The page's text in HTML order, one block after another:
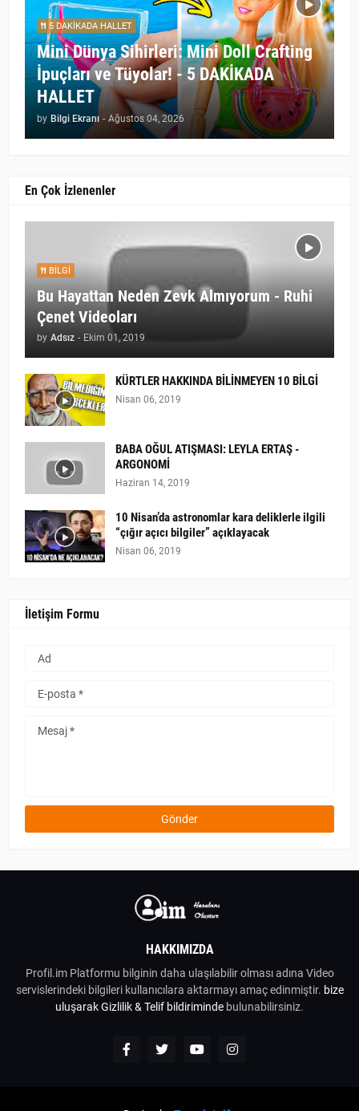
5 DAKİKADA HALLET
Mini Dünya Sihirleri: Mini Doll Crafting
İpuçları ve Tüyolar! - 5 DAKİKADA
HALLET
by Bilgi Ekranı - Ağustos 04, 2026
En Çok İzlenenler
BILGI
Bu Hayattan Neden Zevk Almıyorum - Ruhi
Çenet Videoları
by Adsız - Ekim 01, 2019
KÜRTLER HAKKINDA BİLİNMEYEN 10 BİLGİ
Nisan 06, 2019
BABA OĞUL ATIŞMASI: LEYLA ERTAŞ -
ARGONOMİ
Haziran 14, 2019
10 Nisan’da astronomlar kara deliklerle ilgili
“çığır açıcı bilgiler” açıklayacak
Nisan 06, 2019
İletişim Formu
HAKKIMIZDA
Profil.im Platformu bilginin daha ulaşılabilir olması adına Video
servislerindeki bilgileri kullanıcılara aktarmayı amaç edinmiştir. bize
uluşarakGizlilik & Telif bildiriminde bulunabilirsiniz.